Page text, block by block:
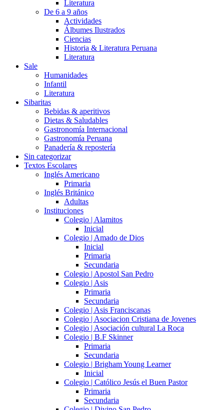
Literatura
De 6 a 9 años
Actividades
Álbumes Ilustrados
Ciencias
Historia & Literatura Peruana
Literatura
Sale
Humanidades
Infantil
Literatura
Sibaritas
Bebidas & aperitivos
Dietas & Saludables
Gastronomía Internacional
Gastronomía Peruana
Panadería & repostería
Sin categorizar
Textos Escolares
Inglés Americano
Primaria
Inglés Británico
Adultas
Instituciones
Colegio | Alamitos
Inicial
Colegio | Amado de Dios
Inicial
Primaria
Secundaria
Colegio | Apostol San Pedro
Colegio | Asis
Primaria
Secundaria
Colegio | Asis Franciscanas
Colegio | Asociacion Cristiana de Jovenes
Colegio | Asociación cultural La Roca
Colegio | B.F Skinner
Primaria
Secundaria
Colegio | Brigham Young Learner
Inicial
Colegio | Católico Jesús el Buen Pastor
Primaria
Secundaria